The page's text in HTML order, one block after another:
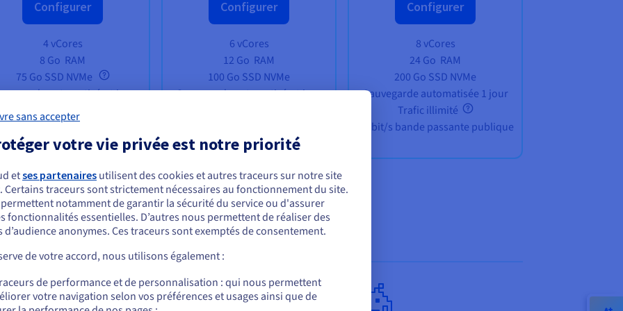
Configurer
4 vCores
8 Go RAM
75 Go SSD NVMe
automatisée 1 jour
Trafic illimité
s bande passante publique
Configurer
6 vCores
12 Go RAM
100 Go SSD NVMe
Sauvegarde automatisée 1 jour
Configurer
8 vCores
24 Go RAM
200 Go SSD NVMe
Sauvegarde automatisée 1 jour
Trafic illimité
3 Gbit/s bande passante publique
Valheim ?
semblez être localisé en États-Unis.
commander, rendez-vous sur le site de votre pays (États-Unis) et créez un
us.ovhcloud.com/vps Anglais USD - $
sans accepter
votre vie privée est notre priorité
etses partenaires utilisent des cookies et autres traceurs sur notre site
Certains traceurs sont strictement nécessaires au fonctionnement du site.
notamment de garantir la sécurité du service ou d'assurer
fonctionnalités essentielles. D’autres nous permettent de réaliser des
d’audience anonymes. Ces traceurs sont exemptés de consentement.
de votre accord, nous utilisons également :
de performance et de personnalisation : qui nous permettent
votre navigation selon vos préférences et usages ainsi que de